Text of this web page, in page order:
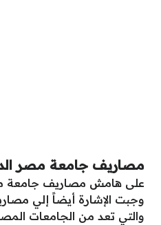
مصاريف جامعة مصر
على هامش مصاريف جامعة
وجبت الإشارة أيضاً إلي
والتي تعد من الجامعات